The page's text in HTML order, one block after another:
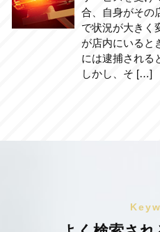
合、自身がその
で状況が大きく
が店内にいると
には逮捕される
しかし、そ […]